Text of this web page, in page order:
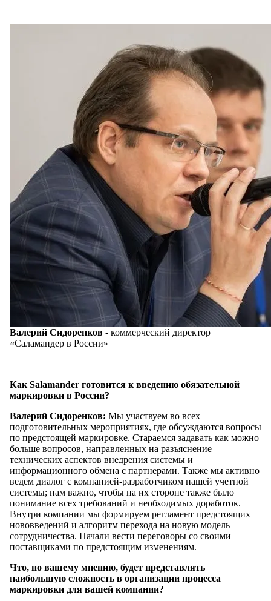
Валерий Сидоренков - коммерческий директор
«Саламандер в России»
Как Salamander готовится к введению обязательной
маркировки в России?
Валерий Сидоренков: Мы участвуем во всех
подготовительных мероприятиях, где обсуждаются вопросы
по предстоящей маркировке. Стараемся задавать как можно
больше вопросов, направленных на разъяснение
технических аспектов внедрения системы и
информационного обмена с партнерами. Также мы активно
ведем диалог с компанией-разработчиком нашей учетной
системы; нам важно, чтобы на их стороне также было
понимание всех требований и необходимых доработок.
Внутри компании мы формируем регламент предстоящих
нововведений и алгоритм перехода на новую модель
сотрудничества. Начали вести переговоры со своими
поставщиками по предстоящим изменениям.
Что, по вашему мнению, будет представлять
наибольшую сложность в организации процесса
маркировки для вашей компании?